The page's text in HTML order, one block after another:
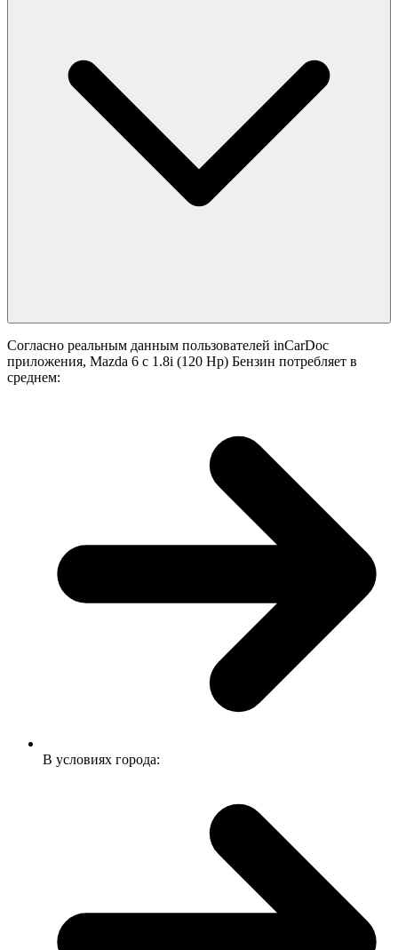
Согласно реальным данным пользователей inCarDoc
приложения, Mazda 6 с 1.8i (120 Hp) Бензин потребляет в
среднем:
В условиях города: